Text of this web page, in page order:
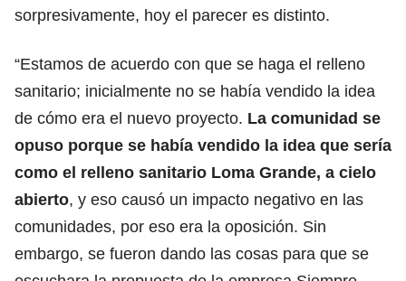
sorpresivamente, hoy el parecer es distinto.
“Estamos de acuerdo con que se haga el relleno
sanitario; inicialmente no se había vendido la idea
de cómo era el nuevo proyecto. La comunidad se
opuso porque se había vendido la idea que sería
como el relleno sanitario Loma Grande, a cielo
abierto, y eso causó un impacto negativo en las
comunidades, por eso era la oposición. Sin
embargo, se fueron dando las cosas para que se